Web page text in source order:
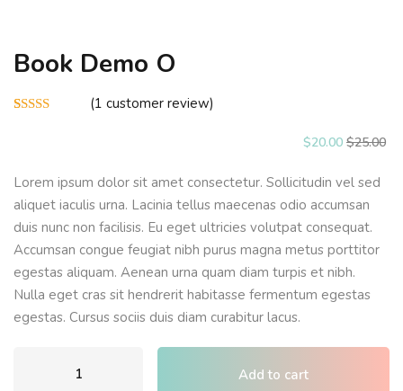
Book Demo O
rating
(1 customer review)
$25.00
$20.00
Lorem ipsum dolor sit amet consectetur. Sollicitudin vel sed
aliquet iaculis urna. Lacinia tellus maecenas odio accumsan
duis nunc non facilisis. Eu eget ultricies volutpat consequat.
Accumsan congue feugiat nibh purus magna metus porttitor
egestas aliquam. Aenean urna quam diam turpis et nibh.
Nulla eget cras sit hendrerit habitasse fermentum egestas
egestas. Cursus sociis duis diam curabitur lacus.
Add to cart